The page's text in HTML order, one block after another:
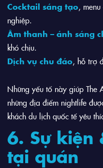
Cocktail sáng tạo,
nghiệp.
Âm thanh – ánh sáng
khó chịu.
Dịch vụ chu đáo, hỗ trợ
Những yếu tố này giúp The
những địa điểm nightlife
khách du lịch quốc tế yêu
6. Sự kiện
tại quán